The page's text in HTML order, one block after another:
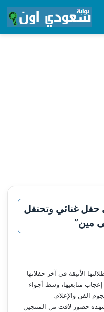
غنائي وتحتفل
مين”
الأنيقة في آخر حفلاتها
متابعيها، وسط أجواء
الفن والإعلام.
حضور لافت من المنتجين